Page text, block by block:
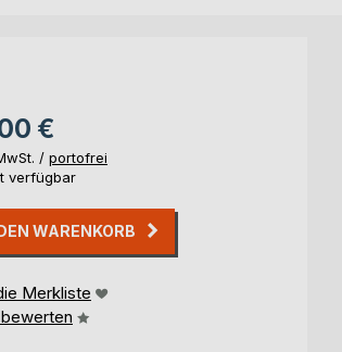
€
/ portofrei
verfügbar
WARENKORB
Merkliste